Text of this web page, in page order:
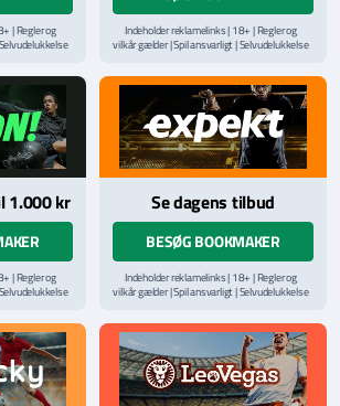
| Regler og
Indeholder reklamelinks | 18+ | Regler og
vilkår gælder | Spil ansvarligt | Selvudelukkelse
hjælpelinje påStopSpillet.dk
1.000 kr
| Regler og
her
Se dagens tilbud
BESØG BOOKMAKER
Indeholder reklamelinks | 18+ | Regler og
vilkår gælder | Spil ansvarligt | Selvudelukkelse
hjælpelinje påStopSpillet.dk
Læs vilkår og betingelserher